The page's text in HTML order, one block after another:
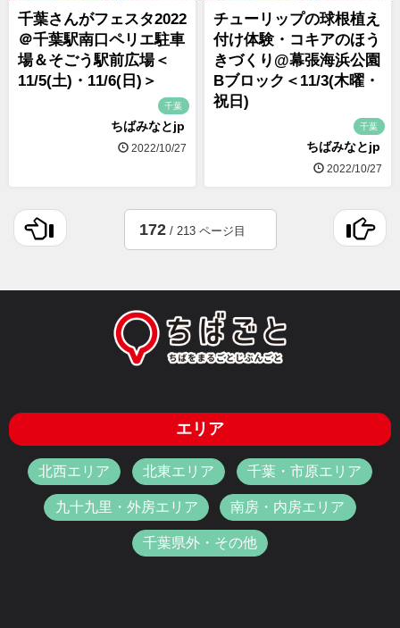
千葉さんがフェスタ2022
＠千葉駅南口ペリエ駐車
場＆そごう駅前広場＜
11/5(土)・11/6(日)＞
千葉
ちばみなとjp
2022/10/27
チューリップの球根植え
付け体験・コキアのほう
きづくり@幕張海浜公園
Bブロック＜11/3(木曜・
祝日)
千葉
ちばみなとjp
2022/10/27
172/ 213 ページ目
エリア
北西エリア 北東エリア 千葉・市原エリア
九十九里・外房エリア 南房・内房エリア
千葉県外・その他